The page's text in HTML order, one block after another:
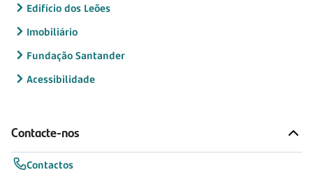
Edifício dos Leões
Imobiliário
Fundação Santander
Acessibilidade
Contacte-nos
Contactos